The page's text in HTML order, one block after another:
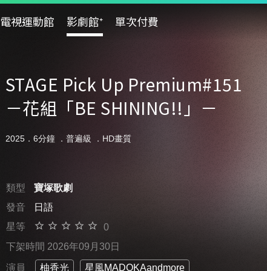
電視運動館 影劇館⁺ 單次付費
STAGE Pick Up Premium#151
－花組「BE SHINING!!」－
2025．6分鐘 ． 普遍級 ．HD畫質
類型
寶塚歌劇
發音
日語
星等
0
下架時間 2026年09月30日
演員 柚香光 星風MADOKAandmore